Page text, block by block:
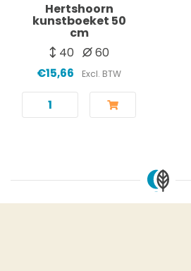
Hertshoorn
kunstboeket 50
cm
40
60
€15,66 Excl. BTW